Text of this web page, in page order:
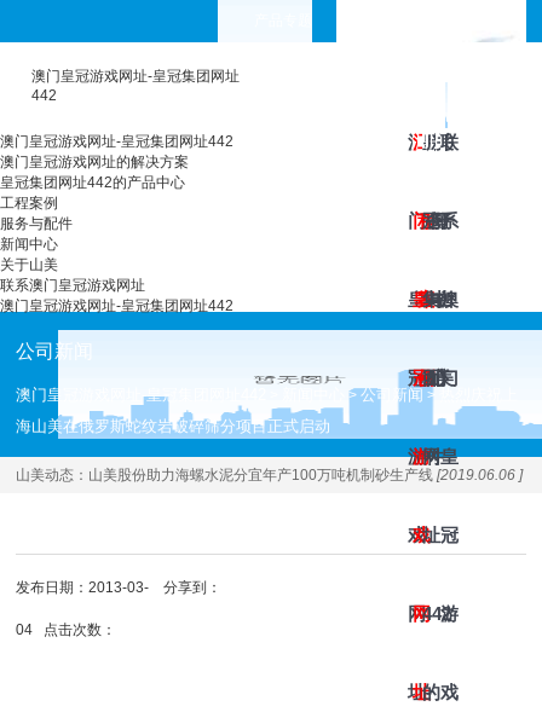
澳门皇冠游戏网址-皇冠集团网址
442
澳
门
皇
冠
游
戏
网
址-
澳
门
皇
冠
游
戏
网
址
工
程
案
例
皇
冠
集
团
网
址
442
的
服
务
与
配
件
新
闻
中
心
关
于
山
美
联
系
澳
门
皇
冠
游
戏
澳门皇冠游戏网址-皇冠集团网址442
澳门皇冠游戏网址的解决方案
皇冠集团网址442的产品中心
工程案例
服务与配件
新闻中心
关于山美
联系澳门皇冠游戏网址
澳门皇冠游戏网址-皇冠集团网址442
公司新闻
澳门皇冠游戏网址-皇冠集团网址442 >公司新闻 >
海山美在俄罗斯蛇纹岩破碎筛分项目正式启动
山美动态： 山美股份助力海螺水泥分宜年产100万吨机制砂生产线 [2019.06.06 ]
分享到：
发布日期：2013-03-
04 点击次数：